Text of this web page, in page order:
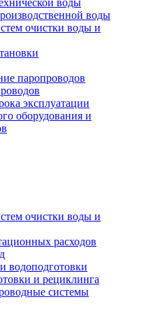
воды
воды
очистки воды и
паропроводов
эксплуатации
оборудования и
очистки воды и
расходов
водоподготовки
и рециклинга
системы